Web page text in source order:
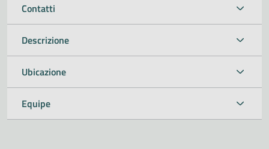
Contatti
Descrizione
Ubicazione
Equipe